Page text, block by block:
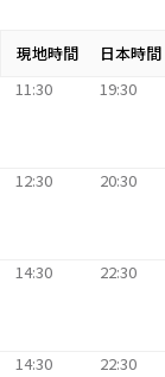
現地時間 日本時間
11:30
19:30
12:30 20:30
14:30 22:30
14:30 22:30